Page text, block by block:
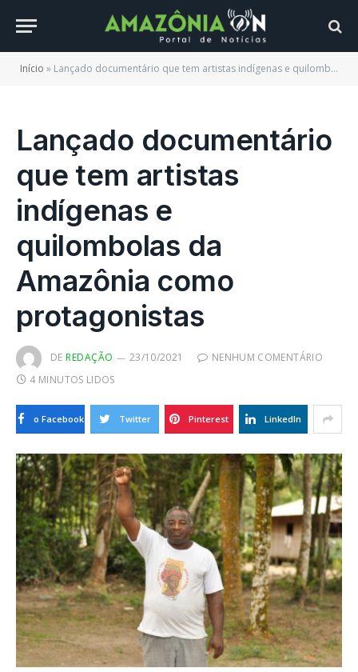
Início » Lançado documentário que tem artistas indígenas e quilombolas da Amazônia como protagonistas
Lançado documentário
que tem artistas
indígenas e
quilombolas da
Amazônia como
protagonistas
DE REDAÇÃO 23/10/2021
NENHUM COMENTÁRIO
4 MINUTOS LIDOS
o Facebook Twitter Pinterest LinkedIn